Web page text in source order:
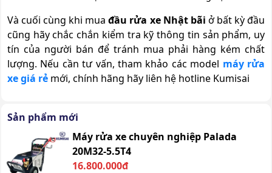
Và cuối cùng khi muađầu rửa xe Nhật bãi ở bất kỳ đầu
cũng hãy chắc chắn kiểm tra kỹ thông tin sản phẩm, uy
tín của người bán để tránh mua phải hàng kém chất
lượng. Nếu cần tư vấn, tham khảo các model máy rửa
xe giá rẻ mới, chính hãng hãy liên hệ hotline Kumisai
Sản phẩm mới
Máy rửa xe chuyên nghiệp Palada
20M32-5.5T4
16.800.000đ